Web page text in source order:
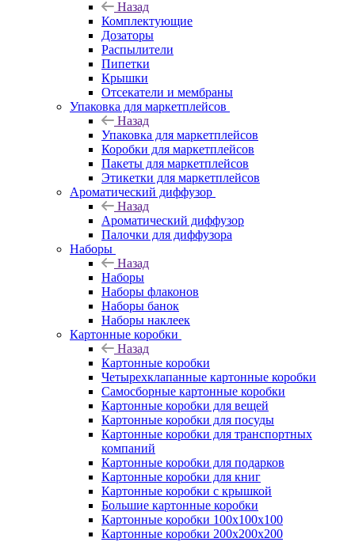
Назад
Комплектующие
Дозаторы
Распылители
Пипетки
Крышки
Отсекатели и мембраны
Упаковка для маркетплейсов
Назад
Упаковка для маркетплейсов
Коробки для маркетплейсов
Пакеты для маркетплейсов
Этикетки для маркетплейсов
Ароматический диффузор
Назад
Ароматический диффузор
Палочки для диффузора
Наборы
Назад
Наборы
Наборы флаконов
Наборы банок
Наборы наклеек
Картонные коробки
Назад
Картонные коробки
Четырехклапанные картонные коробки
Самосборные картонные коробки
Картонные коробки для вещей
Картонные коробки для посуды
Картонные коробки для транспортных
компаний
Картонные коробки для подарков
Картонные коробки для книг
Картонные коробки с крышкой
Большие картонные коробки
Картонные коробки 100x100x100
Картонные коробки 200x200x200